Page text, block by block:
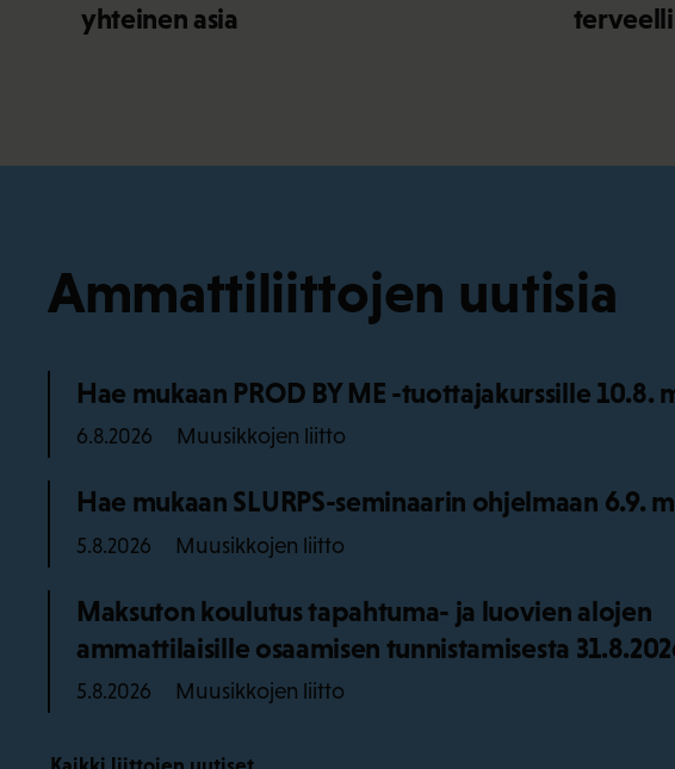
yhteinen asia
Ammattiliittojen uutisia
Hae mukaan PROD BY ME -tuottajakurssille 10.8.
6.8.2026 Muusikkojen liitto
Hae mukaan SLURPS-seminaarin ohjelmaan 6.9.
5.8.2026 Muusikkojen liitto
Maksuton koulutus tapahtuma- ja luovien alojen
ammattilaisille osaamisen tunnistamisesta
5.8.2026 Muusikkojen liitto